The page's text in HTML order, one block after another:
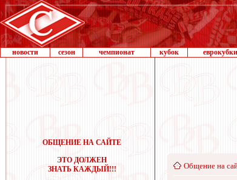
новости сезон чемпионат кубок еврокубки
ОБЩЕНИЕ НА САЙТЕ
ЭТО ДОЛЖЕН
ЗНАТЬ КАЖДЫЙ!!!
Общение на